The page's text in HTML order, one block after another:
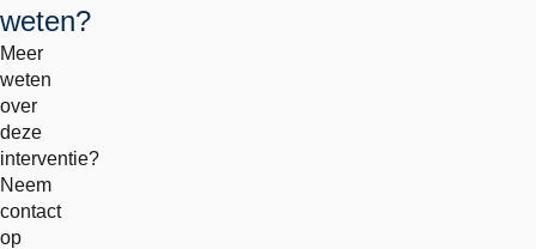
weten?
Meer
weten
over
deze
interventie?
Neem
contact
op